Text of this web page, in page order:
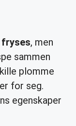
fryses, men
sammen
plomme
for seg.
egenskaper